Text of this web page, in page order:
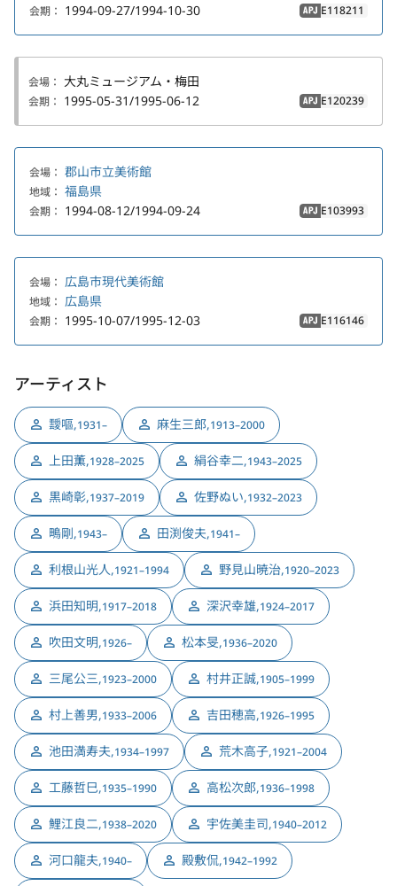
会期： 1994-09-27/1994-10-30 APJ E118211
会場： 大丸ミュージアム・梅田
会期： 1995-05-31/1995-06-12 APJ E120239
会場： 郡山市立美術館
地域： 福島県
会期： 1994-08-12/1994-09-24 APJ E103993
会場： 広島市現代美術館
地域： 広島県
会期： 1995-10-07/1995-12-03 APJ E116146
アーティスト
靉嘔,1931– 麻生三郎,1913–2000
上田薫,1928–2025 絹谷幸二,1943–2025
黒崎彰,1937–2019 佐野ぬい,1932–2023
鴫剛,1943– 田渕俊夫,1941–
利根山光人,1921–1994 野見山暁治,1920–2023
浜田知明,1917–2018 深沢幸雄,1924–2017
吹田文明,1926– 松本旻,1936–2020
三尾公三,1923–2000 村井正誠,1905–1999
村上善男,1933–2006 吉田穂高,1926–1995
池田満寿夫,1934–1997 荒木高子,1921–2004
工藤哲巳,1935–1990 高松次郎,1936–1998
鯉江良二,1938–2020 宇佐美圭司,1940–2012
河口龍夫,1940– 殿敷侃,1942–1992